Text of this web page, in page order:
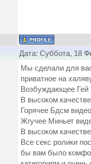
Дата: Суббота, 18
Мы сделали для
приватное на
Возбуждающее Гей
В высоком
Горячее Бдсм
Жгучее Миньет
В высоком
Все секс ролики
бы вам было